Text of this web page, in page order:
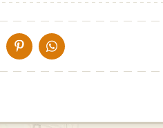
VIA DE MAIL
DELEN OP PINTEREST
DELEN OP WHATSAPP